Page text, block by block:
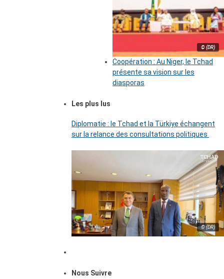
© (DR)
Coopération : Au Niger, le Tchad
présente sa vision sur les
diasporas
Les plus lus
Diplomatie : le Tchad et la Türkiye échangent
sur la relance des consultations politiques
© (DR)
Nous Suivre